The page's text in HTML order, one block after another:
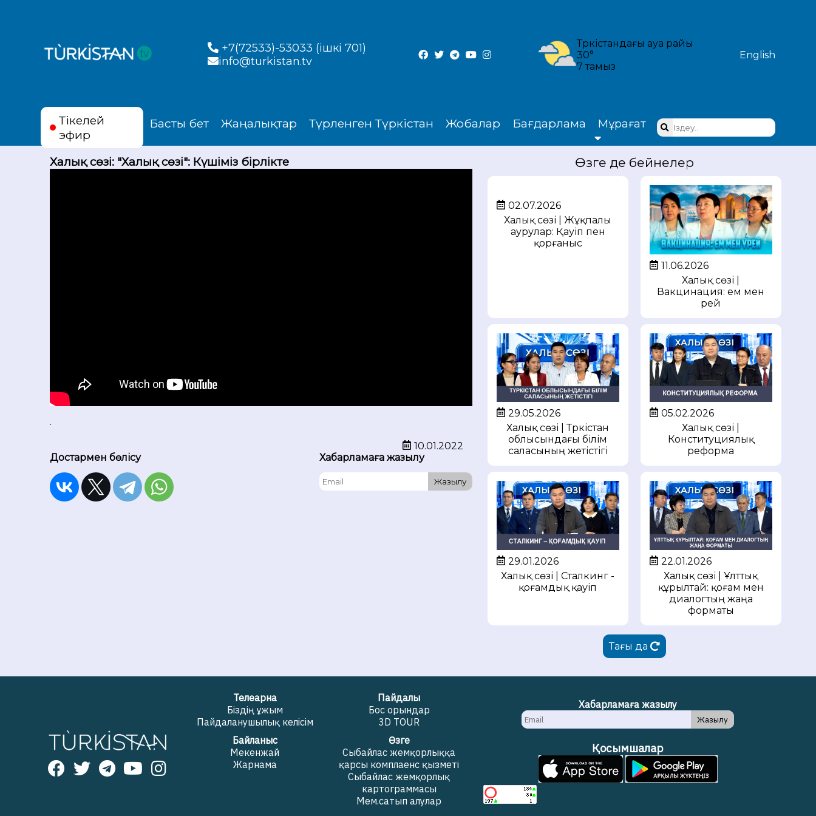
+7(72533)-53033 (ішкі 701)
info@turkistan.tv
Түркістандағы ауа райы
30°
7 тамыз
English
Тікелей
эфир
Басты бет Жаңалықтар Түрленген Түркістан Жобалар Бағдарлама Мұрағат
Халық сөзі: "Халық сөзі": Күшіміз бірлікте
.
10.01.2022
Достармен бөлісу
Хабарламаға жазылу
Жазылу
Өзге де бейнелер
02.07.2026
Халық сөзі | Жұқпалы
аурулар: Қауіп пен
қорғаныс
11.06.2026
Халық сөзі |
Вакцинация: ем мен
үрей
29.05.2026
Халық сөзі | Түркістан
облысындағы білім
саласының жетістігі
05.02.2026
Халық сөзі |
Конституциялық
реформа
29.01.2026
Халық сөзі | Сталкинг -
қоғамдық қауіп
22.01.2026
Халық сөзі | Ұлттық
құрылтай: қоғам мен
диалогтың жаңа
форматы
Тағы да
Телеарна
Біздің ұжым
Пайдаланушылық келісім
Пайдалы
Бос орындар
3D TOUR
Байланыс
Мекенжай
Жарнама
Өзге
Сыбайлас жемқорлыққа
қарсы комплаенс қызметі
Сыбайлас жемқорлық
картограммасы
Мем.сатып алулар
Хабарламаға жазылу
Жазылу
Қосымшалар